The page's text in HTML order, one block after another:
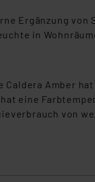
Ergänzung von
in
Caldera Amber
eine
von